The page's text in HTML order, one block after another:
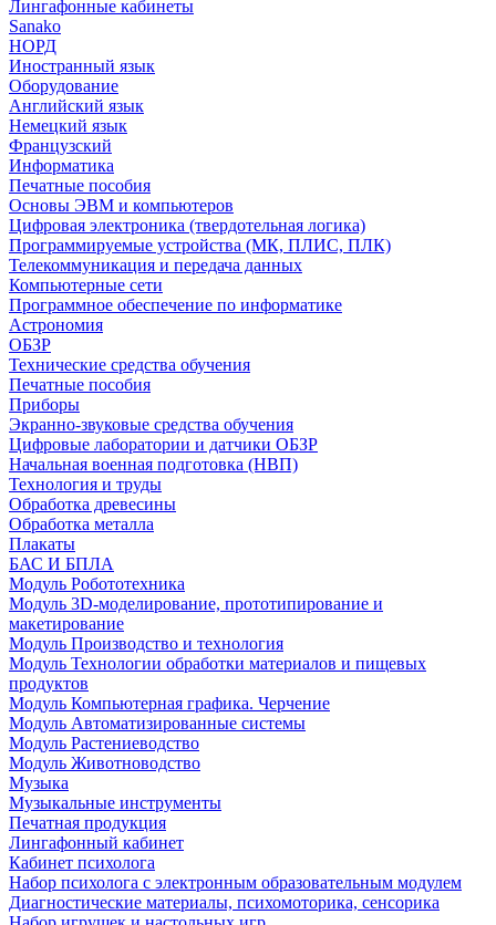
Лингафонные кабинеты
Sanako
НОРД
Иностранный язык
Оборудование
Английский язык
Немецкий язык
Французский
Информатика
Печатные пособия
Основы ЭВМ и компьютеров
Цифровая электроника (твердотельная логика)
Программируемые устройства (МК, ПЛИС, ПЛК)
Телекоммуникация и передача данных
Компьютерные сети
Программное обеспечение по информатике
Астрономия
ОБЗР
Технические средства обучения
Печатные пособия
Приборы
Экранно-звуковые средства обучения
Цифровые лаборатории и датчики ОБЗР
Начальная военная подготовка (НВП)
Технология и труды
Обработка древесины
Обработка металла
Плакаты
БАС И БПЛА
Модуль Робототехника
Модуль 3D-моделирование, прототипирование и
макетирование
Модуль Производство и технология
Модуль Технологии обработки материалов и пищевых
продуктов
Модуль Компьютерная графика. Черчение
Модуль Автоматизированные системы
Модуль Растениеводство
Модуль Животноводство
Музыка
Музыкальные инструменты
Печатная продукция
Лингафонный кабинет
Кабинет психолога
Набор психолога с электронным образовательным модулем
Диагностические материалы, психомоторика, сенсорика